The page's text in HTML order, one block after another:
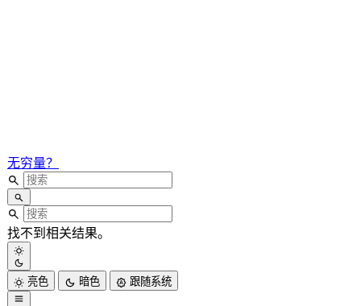
无穷量？
找不到相关结果。
亮色 暗色 跟随系统